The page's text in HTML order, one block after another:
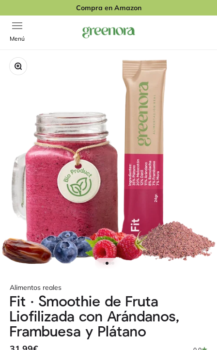
Compra en Amazon
Abrir menú de navegación
Menú
Greenora
Zoom
Alimentos reales
Fit · Smoothie de Fruta
Liofilizada con Arándanos,
Frambuesa y Plátano